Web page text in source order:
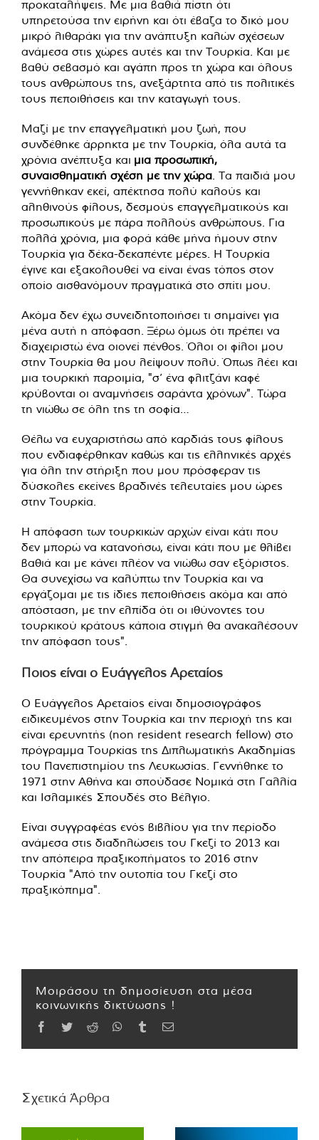
προκαταλήψεις. Με μια βαθιά πίστη ότι
υπηρετούσα την ειρήνη και ότι έβαζα το δικό μου
μικρό λιθαράκι για την ανάπτυξη καλών σχέσεων
ανάμεσα στις χώρες αυτές και την Τουρκία. Και με
βαθύ σεβασμό και αγάπη προς τη χώρα και όλους
τους ανθρώπους της, ανεξάρτητα από τις πολιτικές
τους πεποιθήσεις και την καταγωγή τους.
Μαζί με την επαγγελματική μου ζωή, που
συνδέθηκε άρρηκτα με την Τουρκία, όλα αυτά τα
χρόνια ανέπτυξα και μια προσωπική,
συναισθηματική σχέση με την χώρα . Τα παιδιά μου
γεννήθηκαν εκεί, απέκτησα πολύ καλούς και
αληθινούς φίλους, δεσμούς επαγγελματικούς και
προσωπικούς με πάρα πολλούς ανθρώπους. Για
πολλά χρόνια, μια φορά κάθε μήνα ήμουν στην
Τουρκία για δέκα-δεκαπέντε μέρες. Η Τουρκία
έγινε και εξακολουθεί να είναι ένας τόπος στον
οποίο αισθανόμουν πραγματικά στο σπίτι μου.
Ακόμα δεν έχω συνειδητοποιήσει τι σημαίνει για
μένα αυτή η απόφαση. Ξέρω όμως ότι πρέπει να
διαχειριστώ ένα οιονεί πένθος. Όλοι οι φίλοι μου
στην Τουρκία θα μου λείψουν πολύ. Όπως λέει και
μια τουρκική παροιμία, "σ’ ένα φλιτζάνι καφέ
κρύβονται οι αναμνήσεις σαράντα χρόνων". Τώρα
τη νιώθω σε όλη της τη σοφία…
Θέλω να ευχαριστήσω από καρδιάς τους φίλους
που ενδιαφέρθηκαν καθώς και τις ελληνικές αρχές
για όλη την στήριξη που μου πρόσφεραν τις
δύσκολες εκείνες βραδινές τελευταίες μου ώρες
στην Τουρκία.
Η απόφαση των τουρκικών αρχών είναι κάτι που
δεν μπορώ να κατανοήσω, είναι κάτι που με θλίβει
βαθιά και με κάνει πλέον να νιώθω σαν εξόριστος.
Θα συνεχίσω να καλύπτω την Τουρκία και να
εργάζομαι με τις ίδιες πεποιθήσεις ακόμα και από
απόσταση, με την ελπίδα ότι οι ιθύνοντες του
τουρκικού κράτους κάποια στιγμή θα ανακαλέσουν
την απόφαση τους".
Ποιος είναι ο Ευάγγελος Αρεταίος
Ο Ευάγγελος Αρεταίος είναι δημοσιογράφος
ειδικευμένος στην Τουρκία και την περιοχή της και
είναι ερευνητής (non resident research fellow) στο
πρόγραμμα Τουρκίας της Διπλωματικής Ακαδημίας
του Πανεπιστημίου της Λευκωσίας. Γεννήθηκε το
1971 στην Αθήνα και σπούδασε Νομικά στη Γαλλία
και Ισλαμικές Σπουδές στο Βέλγιο.
Είναι συγγραφέας ενός βιβλίου για την περίοδο
ανάμεσα στις διαδηλώσεις του Γκεζί το 2013 και
την απόπειρα πραξικοπήματος το 2016 στην
Τουρκία "Από την ουτοπία του Γκεζί στο
πραξικόπημα".
Μοιράσου τη δημοσίευση στα μέσα
κοινωνικής δικτύωσης !
Facebook
TwitterReddit WhatsApp
TumblrEmail
Σχετικά Άρθρα